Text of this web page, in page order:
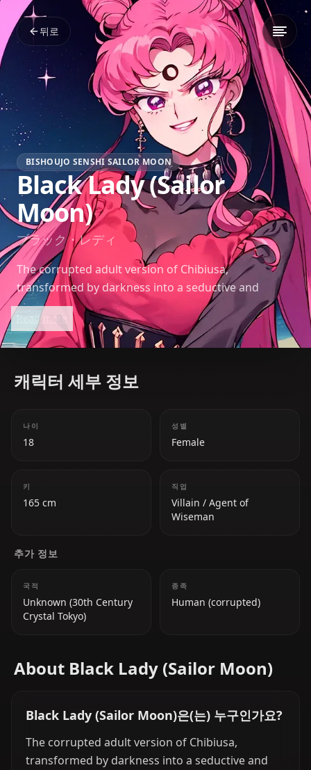
뒤로
BISHOUJO SENSHI SAILOR MOON
Black Lady (Sailor
Moon)
ブラック・レディ
The corrupted adult version of Chibiusa,
transformed by darkness into a seductive and
dangerous villain.
Read more
캐릭터 세부 정보
나이
18
성별
Female
키
165 cm
직업
Villain / Agent of
Wiseman
추가 정보
국적
Unknown (30th Century
Crystal Tokyo)
종족
Human (corrupted)
About Black Lady (Sailor Moon)
Black Lady (Sailor Moon)은(는) 누구인가요?
The corrupted adult version of Chibiusa,
transformed by darkness into a seductive and